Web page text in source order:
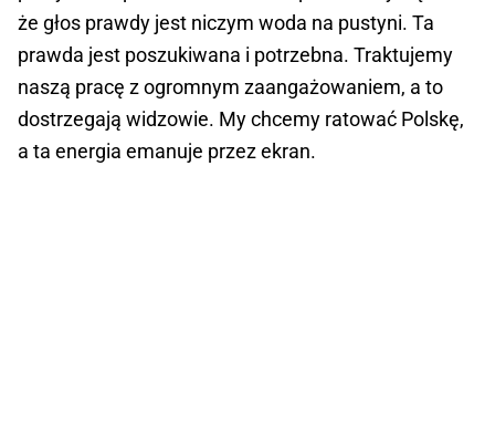
że głos prawdy jest niczym woda na pustyni. Ta
prawda jest poszukiwana i potrzebna. Traktujemy
naszą pracę z ogromnym zaangażowaniem, a to
dostrzegają widzowie. My chcemy ratować Polskę,
a ta energia emanuje przez ekran.